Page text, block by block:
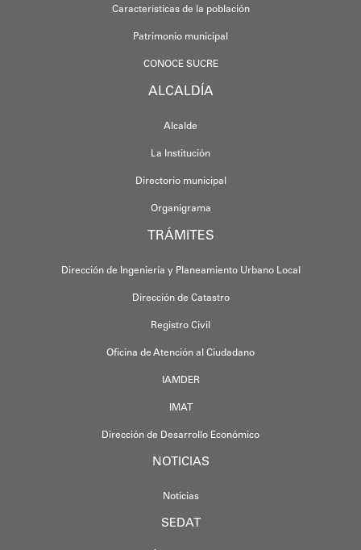
Características de la población
Patrimonio municipal
CONOCE SUCRE
ALCALDÍA
Alcalde
La Institución
Directorio municipal
Organigrama
TRÁMITES
Dirección de Ingeniería y Planeamiento Urbano Local
Dirección de Catastro
Registro Civil
Oficina de Atención al Ciudadano
IAMDER
IMAT
Dirección de Desarrollo Económico
NOTICIAS
Noticias
SEDAT